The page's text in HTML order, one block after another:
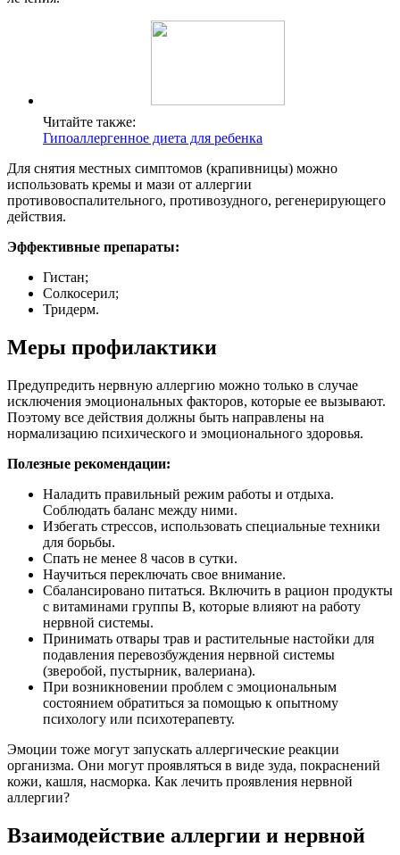
Читайте также:
Гипоаллергенное диета для ребенка
Для снятия местных симптомов (крапивницы) можно
использовать кремы и мази от аллергии
противовоспалительного, противозудного, регенерирующего
действия.
Эффективные препараты:
Гистан;
Солкосерил;
Тридерм.
Меры профилактики
Предупредить нервную аллергию можно только в случае
исключения эмоциональных факторов, которые ее вызывают.
Поэтому все действия должны быть направлены на
нормализацию психического и эмоционального здоровья.
Полезные рекомендации:
Наладить правильный режим работы и отдыха.
Соблюдать баланс между ними.
Избегать стрессов, использовать специальные техники
для борьбы.
Спать не менее 8 часов в сутки.
Научиться переключать свое внимание.
Сбалансировано питаться. Включить в рацион продукты
с витаминами группы В, которые влияют на работу
нервной системы.
Принимать отвары трав и растительные настойки для
подавления перевозбуждения нервной системы
(зверобой, пустырник, валериана).
При возникновении проблем с эмоциональным
состоянием обратиться за помощью к опытному
психологу или психотерапевту.
Эмоции тоже могут запускать аллергические реакции
организма. Они могут проявляться в виде зуда, покраснений
кожи, кашля, насморка. Как лечить проявления нервной
аллергии?
Взаимодействие аллергии и нервной